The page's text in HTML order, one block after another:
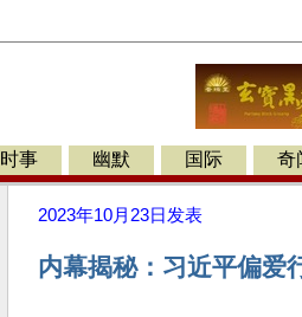
时事 幽默 国际 奇
2023年10月23日 发表
内幕揭秘：习近平偏爱